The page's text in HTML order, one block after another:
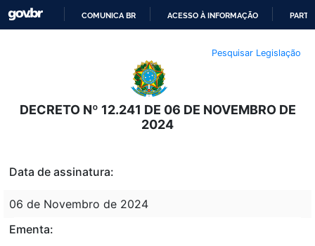
O
CONTEÚDO
COMUNICA BR ACESSO À INFORMAÇÃO
Pesquisar Legislação
DECRETO Nº 12.241 DE 06 DE NOVEMBRO DE
2024
Data de assinatura:
06 de Novembro de 2024
Ementa: